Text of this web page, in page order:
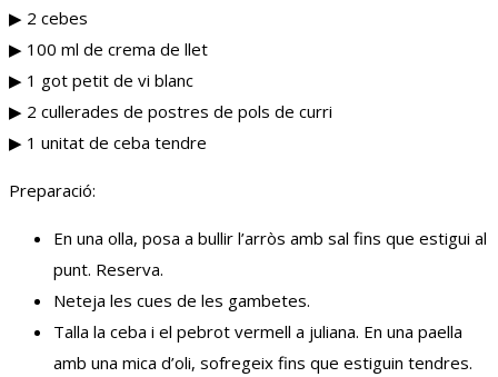
▶︎ 2 cebes
▶︎ 100 ml de crema de llet
▶︎ 1 got petit de vi blanc
▶︎ 2 cullerades de postres de pols de curri
▶︎ 1 unitat de ceba tendre
Preparació:
En una olla, posa a bullir l’arròs amb sal fins que estigui al
punt. Reserva.
Neteja les cues de les gambetes.
Talla la ceba i el pebrot vermell a juliana. En una paella
amb una mica d’oli, sofregeix fins que estiguin tendres.